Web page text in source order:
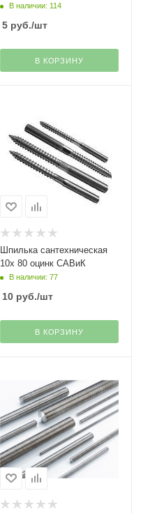
В наличии: 114
5руб./шт
В КОРЗИНУ
Шпилька сантехническая
10х 80 оцинк САВиК
В наличии: 77
10руб./шт
В КОРЗИНУ